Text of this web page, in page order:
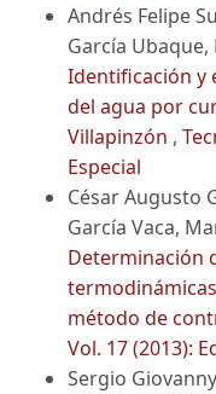
Andrés Felipe
García
Identificación y
del agua por
Villapinzón ,
Especial
César Augusto
García Vaca,
Determinación
método de
Vol. 17 (2013):
Sergio